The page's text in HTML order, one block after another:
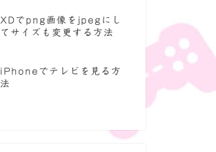
XDでpng画像をjpegにし
てサイズも変更する方法
iPhoneでテレビを見る方
法